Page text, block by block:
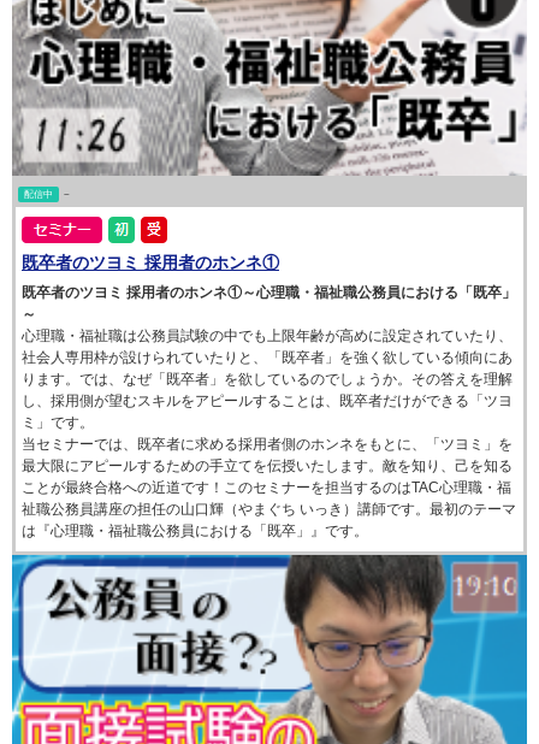
配信中 ~
既卒者のツヨミ 採用者のホンネ①
既卒者のツヨミ 採用者のホンネ①～心理職・福祉職公務員における「既卒」
～
心理職・福祉職は公務員試験の中でも上限年齢が高めに設定されていたり、
社会人専用枠が設けられていたりと、「既卒者」を強く欲している傾向にあ
ります。では、なぜ「既卒者」を欲しているのでしょうか。その答えを理解
し、採用側が望むスキルをアピールすることは、既卒者だけができる「ツヨ
ミ」です。
当セミナーでは、既卒者に求める採用者側のホンネをもとに、「ツヨミ」を
最大限にアピールするための手立てを伝授いたします。敵を知り、己を知る
ことが最終合格への近道です！このセミナーを担当するのはTAC心理職・福
祉職公務員講座の担任の山口輝（やまぐち いっき）講師です。最初のテーマ
は『心理職・福祉職公務員における「既卒」』です。